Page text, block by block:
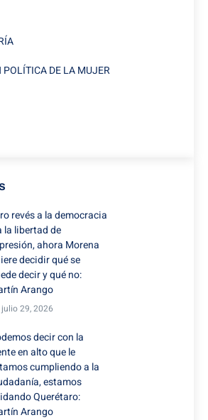
POLÍTICA DE LA MUJER
revés a la democracia
la libertad de
ahora Morena
decidir qué se
decir y qué no:
Arango
julio 29, 2026
decir con la
en alto que le
cumpliendo a la
estamos
Querétaro:
Arango